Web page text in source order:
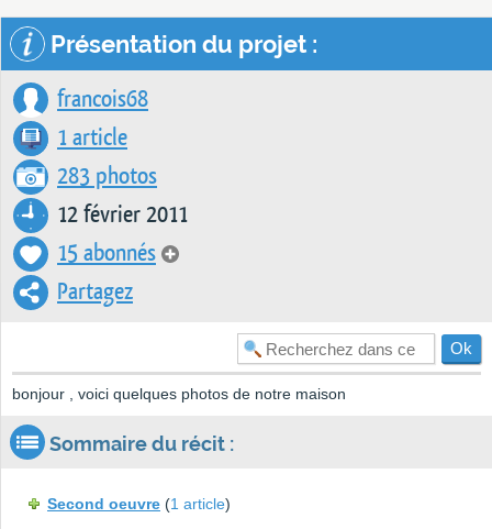
Présentation du projet :
francois68
1 article
283 photos
12 février 2011
15 abonnés
Partagez
bonjour , voici quelques photos de notre maison
Sommaire du récit :
Second oeuvre (1 article)